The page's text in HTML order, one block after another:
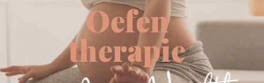
Oefen
therapie